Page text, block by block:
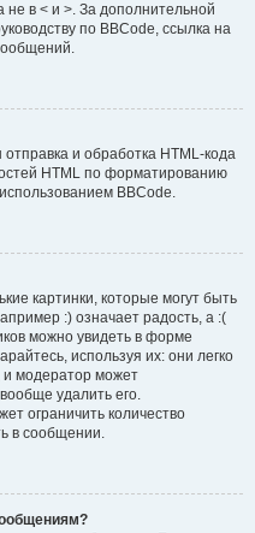
не в < и >. За дополнительной
по BBCode, ссылка на
и обработка HTML-кода
HTML по форматированию
BBCode.
картинки, которые могут быть
:) означает радость, а :(
можно увидеть в форме
используя их: они легко
и модератор может
удалить его.
ограничить количество
в сообщении.